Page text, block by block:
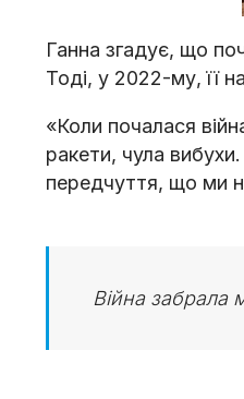
Ганна згадує, що
Тоді, у 2022-му, її
«Коли почалася
ракети, чула
передчуття, що ми
Війна забрала